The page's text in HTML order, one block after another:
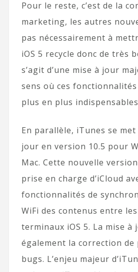
Pour le reste, c’est de la
marketing, les autres
pas nécessairement à
iOS 5 recycle donc de très
s’agit d’une mise à jour
sens où ces
plus en plus
En parallèle, iTunes se
jour en version 10.5 pour
Mac. Cette nouvelle
prise en charge d’iCloud
fonctionnalités de
WiFi des contenus entre
terminaux iOS 5. La mise à
également la correction de
bugs. L’enjeu majeur